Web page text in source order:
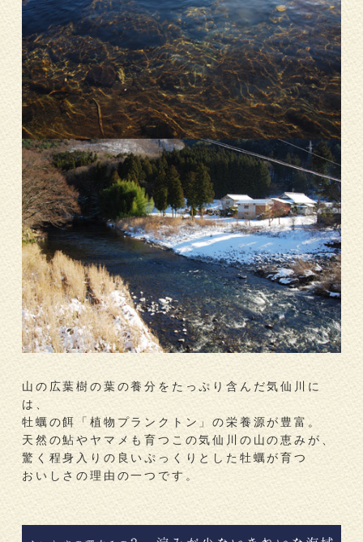
山の広葉樹の葉の養分をたっぷり含んだ気仙川に
は、
牡蠣の餌「植物プランクトン」の栄養源が豊富。
天然の鮎やヤマメも育つこの気仙川の山の恵みが、
驚く程身入りの良いぷっくりとした牡蠣が育つ
おいしさの理由の一つです。